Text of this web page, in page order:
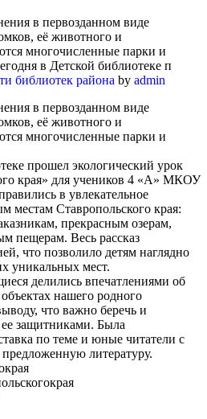
в первозданном виде
её животного и
многочисленные парки и
в Детской библиотеке п
библиотек района by admin
в первозданном виде
её животного и
многочисленные парки и
прошел экологический урок
края» для учеников 4 «А» МКОУ
в увлекательное
местам Ставропольского края:
прекрасным озерам,
пещерам. Весь рассказ
что позволило детям наглядно
уникальных мест.
делились впечатлениями об
нашего родного
что важно беречь и
защитниками. Была
по теме и юные читатели с
литературу.